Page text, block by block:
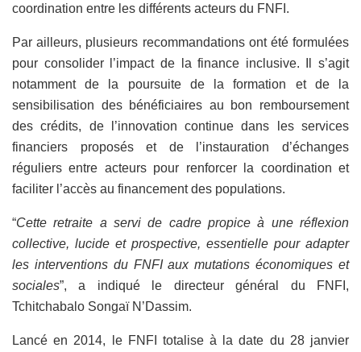
coordination entre les différents acteurs du FNFI.
Par ailleurs, plusieurs recommandations ont été formulées
pour consolider l’impact de la finance inclusive. Il s’agit
notamment de la poursuite de la formation et de la
sensibilisation des bénéficiaires au bon remboursement
des crédits, de l’innovation continue dans les services
financiers proposés et de l’instauration d’échanges
réguliers entre acteurs pour renforcer la coordination et
faciliter l’accès au financement des populations.
“Cette retraite a servi de cadre propice à une réflexion
collective, lucide et prospective, essentielle pour adapter
les interventions du FNFI aux mutations économiques et
sociales”, a indiqué le directeur général du FNFI,
Tchitchabalo Songaï N’Dassim.
Lancé en 2014, le FNFI totalise à la date du 28 janvier